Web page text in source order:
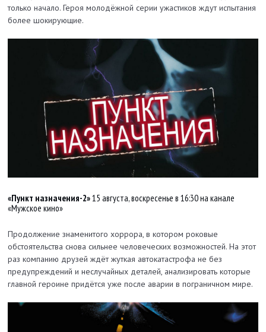
только начало. Героя молодёжной серии ужастиков ждут испытания
более шокирующие.
«Пункт назначения-2»15 августа, воскресенье в 16:30 на канале
«Мужское кино»
Продолжение знаменитого хоррора, в котором роковые
обстоятельства снова сильнее человеческих возможностей. На этот
раз компанию друзей ждёт жуткая автокатастрофа не без
предупреждений и неслучайных деталей, анализировать которые
главной героине придётся уже после аварии в пограничном мире.